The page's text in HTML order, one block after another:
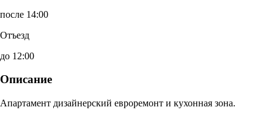
после 14:00
Отъезд
до 12:00
Описание
Апартамент дизайнерский евроремонт и кухонная зона.